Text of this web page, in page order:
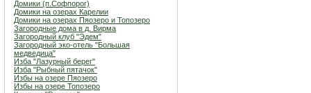
Домики (п.Софпорог)
Домики на озерах Карелии
Домики на озерах Пяозеро и Топозеро
Загородные дома в д. Вирма
Загородный клуб "Эдем"
Загородный эко-отель "Большая
медведица"
Изба "Лазурный берег"
Изба "Рыбный пятачок"
Избы на озере Пяозеро
Избы на озере Топозеро